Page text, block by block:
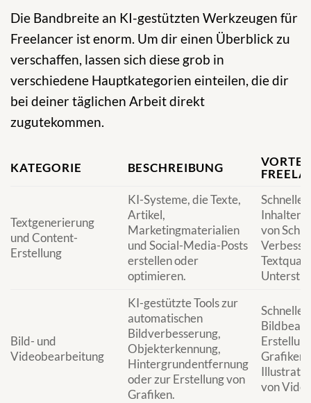
Die Bandbreite an KI-gestützten Werkzeugen für
Freelancer ist enorm. Um dir einen Überblick zu
verschaffen, lassen sich diese grob in
verschiedene Hauptkategorien einteilen, die dir
bei deiner täglichen Arbeit direkt
zugutekommen.
KATEGORIE BESCHREIBUNG
Textgenerierung
und Content-
Erstellung
KI-Systeme, die Texte,
Artikel,
Marketingmaterialien
und Social-Media-Posts
erstellen oder
optimieren.
Inhalten,
von
Bild- und
Videobearbeitung
KI-gestützte Tools zur
automatischen
Bildverbesserung,
Objekterkennung,
Hintergrundentfernung
oder zur Erstellung von
Grafiken.
Grafiken,
von